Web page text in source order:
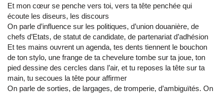
Et mon cœur se penche vers toi, vers ta tête penchée qui
écoute les diseurs, les discours
On parle d’influence sur les politiques, d’union douanière, de
chefs d’Etats, de statut de candidate, de partenariat d’adhésion
Et tes mains ouvrent un agenda, tes dents tiennent le bouchon
de ton stylo, une frange de ta chevelure tombe sur ta joue, ton
pied dessine des cercles dans l’air, et tu reposes la tête sur ta
main, tu secoues la tête pour affirmer
On parle de sorties, de largages, de tromperie, d’ambiguïtés. On